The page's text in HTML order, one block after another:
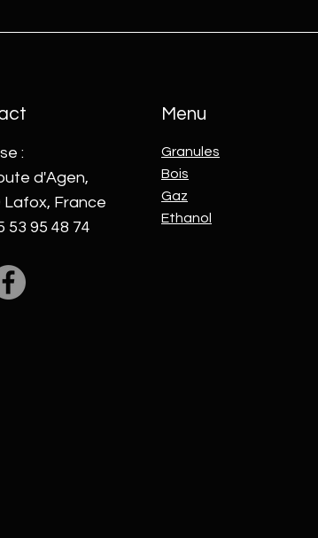
:
d'Agen,
Lafox, France
53 95 48 74
Menu
Granules
Bois
Gaz
Ethanol